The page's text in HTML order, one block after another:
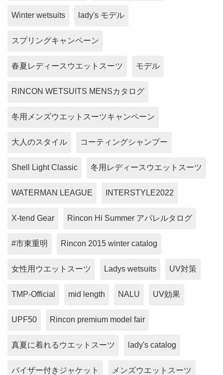
Winter wetsuits lady's モデル
スプリングキャンペーン
春夏レディースウエットスーツ モデル
RINCON WETSUITS MENSカタログ
冬用メンズウエットスーツキャンペーン
大人のスタイル コーティングシャンプー
Shell Light Classic 冬用レディースウエットスーツ
WATERMAN LEAGUE INTERSTYLE2022
X-tend Gear Rincon Hi Summer アパレルタログ
#市東重明 Rincon 2015 winter catalog
女性用ウエットスーツ Ladys wetsuits UV対策
TMP-Official mid length NALU UV効果
UPF50 Rincon premium model fair
真夏に着れるウエットスーツ lady's catalog
バイザー付きジャケット メンズウエットスーツ